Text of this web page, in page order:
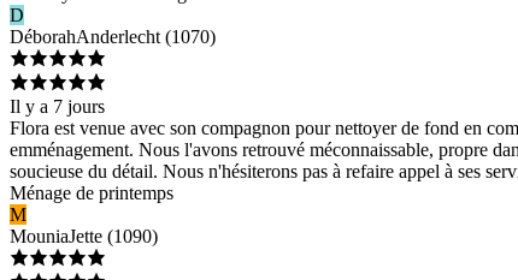
D
DéborahAnderlecht (1070)
Il y a 7 jours
Flora est venue avec son compagnon pour nettoyer de fond en
emménagement. Nous l'avons retrouvé méconnaissable, propre
soucieuse du détail. Nous n'hésiterons pas à refaire appel à ses
Ménage de printemps
M
MouniaJette (1090)